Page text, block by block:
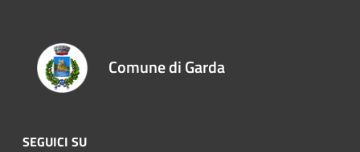
Comune di Garda
SEGUICI SU